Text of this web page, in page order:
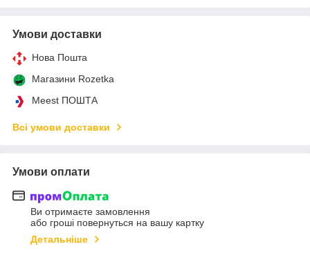
Умови доставки
Нова Пошта
Магазини Rozetka
Meest ПОШТА
Всі умови доставки
Умови оплати
Ви отримаєте замовлення
або гроші повернуться на вашу картку
Детальніше